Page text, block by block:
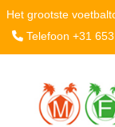
Het grootste
Telefoon +31